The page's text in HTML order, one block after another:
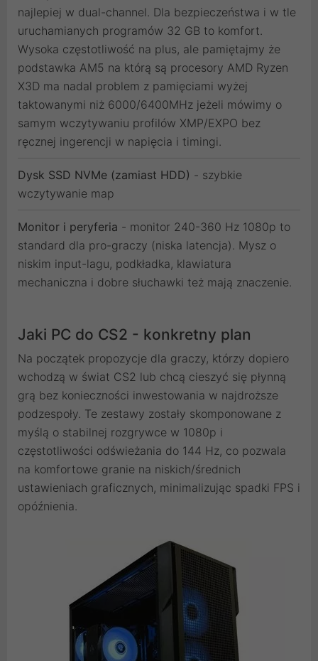
najlepiej w dual-channel. Dla bezpieczeństwa i w tle
uruchamianych programów 32 GB to komfort.
Wysoka częstotliwość na plus, ale pamiętajmy że
podstawka AM5 na którą są procesory AMD Ryzen
X3D ma nadal problem z pamięciami wyżej
taktowanymi niż 6000/6400MHz jeżeli mówimy o
samym wczytywaniu profilów XMP/EXPO bez
ręcznej ingerencji w napięcia i timingi.
Dysk SSD NVMe (zamiast HDD) - szybkie
wczytywanie map
Monitor i peryferia - monitor 240-360 Hz 1080p to
standard dla pro-graczy (niska latencja). Mysz o
niskim input-lagu, podkładka, klawiatura
mechaniczna i dobre słuchawki też mają znaczenie.
Jaki PC do CS2 - konkretny plan
Na początek propozycje dla graczy, którzy dopiero
wchodzą w świat CS2 lub chcą cieszyć się płynną
grą bez konieczności inwestowania w najdroższe
podzespoły. Te zestawy zostały skomponowane z
myślą o stabilnej rozgrywce w 1080p i
częstotliwości odświeżania do 144 Hz, co pozwala
na komfortowe granie na niskich/średnich
ustawieniach graficznych, minimalizując spadki FPS i
opóźnienia.